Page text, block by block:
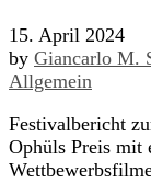
15. April 2024
by Giancarlo M.
Allgemein
Festivalbericht
Ophüls Preis mit